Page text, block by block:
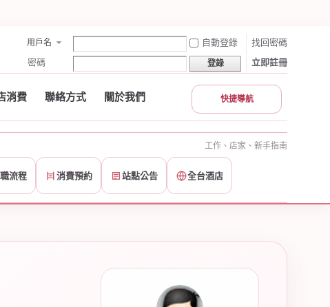
用戶名 自動登錄
找回密碼
密碼
登錄 立即註冊
消費 聯絡方式 關於我們 快捷導航
工作、店家、新手指南
流程 消費預約 站點公告 全台酒店